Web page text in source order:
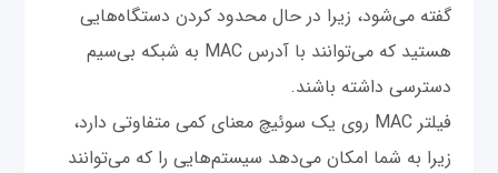
گفته می‌شود، زیرا در حال محدود کردن دستگاه‌هایی
هستید که می‌توانند با آدرس MAC به شبکه بی‌سیم
دسترسی داشته باشند.
فیلتر MAC روی یک سوئیچ معنای کمی متفاوتی دارد،
زیرا به شما امکان می‌دهد سیستم‌هایی را که می‌توانند